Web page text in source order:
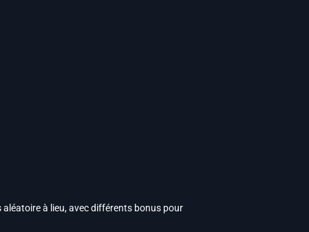
à lieu, avec différents bonus pour